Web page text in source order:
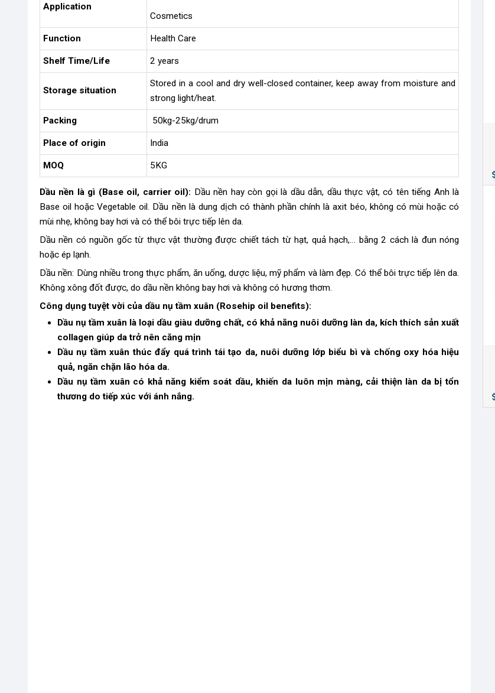
Application
Cosmetics
Function Health Care
Shelf Time/Life 2 years
Storage situation
Stored in a cool and dry well-closed container, keep away from moisture and
strong light/heat.
Packing 50kg-25kg/drum
Place of origin India
MOQ 5KG
Dầu nền là gì (Base oil, carrier oil): Dầu nền hay còn gọi là dầu dẫn, dầu thực vật, có tên tiếng Anh là
Base oil hoặc Vegetable oil. Dầu nền là dung dịch có thành phần chính là axit béo, không có mùi hoặc có
mùi nhẹ, không bay hơi và có thể bôi trực tiếp lên da.
Dầu nền có nguồn gốc từ thực vật thường được chiết tách từ hạt, quả hạch,… bằng 2 cách là đun nóng
hoặc ép lạnh.
Dầu nền: Dùng nhiều trong thực phẩm, ăn uống, dược liệu, mỹ phẩm và làm đẹp. Có thể bôi trực tiếp lên da.
Không xông đốt được, do dầu nền không bay hơi và không có hương thơm.
Công dụng tuyệt vời của dầu nụ tầm xuân (Rosehip oil benefits):
Dầu nụ tầm xuân là loại dầu giàu dưỡng chất, có khả năng nuôi dưỡng làn da, kích thích sản xuất
collagen giúp da trở nên căng mịn
Dầu nụ tầm xuân thúc đẩy quá trình tái tạo da, nuôi dưỡng lớp biểu bì và chống oxy hóa hiệu
quả, ngăn chặn lão hóa da.
Dầu nụ tầm xuân có khả năng kiểm soát dầu, khiến da luôn mịn màng, cải thiện làn da bị tổn
thương do tiếp xúc với ánh nắng.